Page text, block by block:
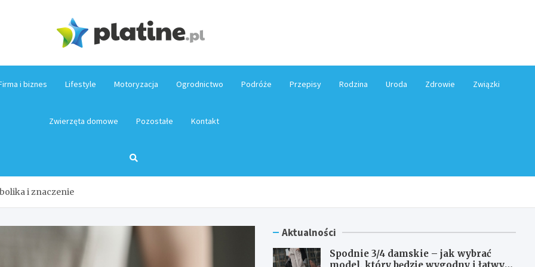
i biznes Lifestyle Motoryzacja Ogrodnictwo Podróże Przepisy Rodzina Uroda Zdrowie Związki
Zwierzęta domowe Pozostałe Kontakt
i znaczenie
Aktualności
Spodnie 3/4 damskie – jak wybrać